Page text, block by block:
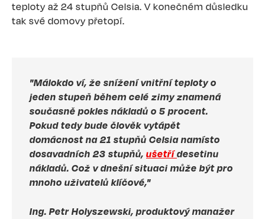
teploty až 24 stupňů Celsia. V konečném důsledku
tak své domovy přetopí.
"Málokdo ví, že snížení vnitřní teploty o
jeden stupeň během celé zimy znamená
současně pokles nákladů o 5 procent.
Pokud tedy bude člověk vytápět
domácnost na 21 stupňů Celsia namísto
dosavadních 23 stupňů, ušetřídesetinu
nákladů. Což v dnešní situaci může být pro
mnoho uživatelů klíčové,"
Ing. Petr Holyszewski, produktový manažer